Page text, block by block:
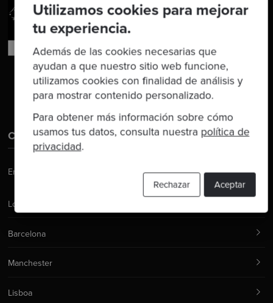
Utilizamos cookies para mejorar
tu experiencia.
Además de las cookies necesarias que
ayudan a que nuestro sitio web funcione,
utilizamos cookies con finalidad de análisis y
para mostrar contenido personalizado.
Para obtener más información sobre cómo
usamos tus datos, consulta nuestra política de
privacidad.
Aceptar
Rechazar
Contáctanos
Email:
Londres
Barcelona
Manchester
Lisboa